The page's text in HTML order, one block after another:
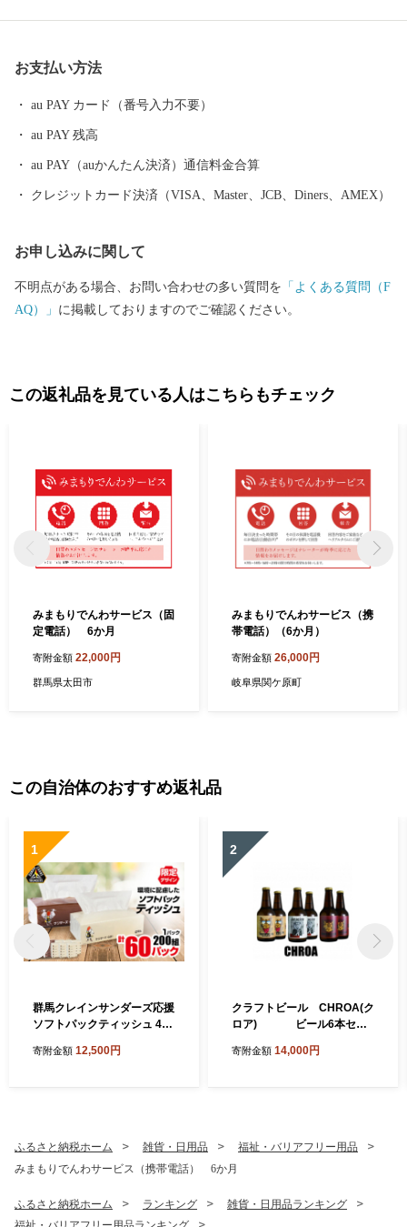
お支払い方法
au PAY カード（番号入力不要）
au PAY 残高
au PAY（auかんたん決済）通信料金合算
クレジットカード決済（VISA、Master、JCB、Diners、AMEX）
お申し込みに関して
不明点がある場合、お問い合わせの多い質問を 「よくある質問（F
AQ）」 に掲載しておりますのでご確認ください。
この返礼品を見ている人はこちらもチェック
みまもりでんわサービス（固
定電話） 6か月
寄附金額 22,000円
群馬県太田市
みまもりでんわサービス（携
帯電話）（6か月）
寄附金額 26,000円
岐阜県関ケ原町
この自治体のおすすめ返礼品
1
群馬クレインサンダーズ応援
ソフトパックティッシュ 400
シュ ペーパー まとめ買い 消
寄附金額 12,500円
2
クラフトビール CHROA(ク
ロア) ビール6本セッ
寄附金額 14,000円
ふるさと納税ホーム 雑貨・日用品
福祉・バリアフリー用品
みまもりでんわサービス（携帯電話） 6か月
ふるさと納税ホーム ランキング
雑貨・日用品ランキング